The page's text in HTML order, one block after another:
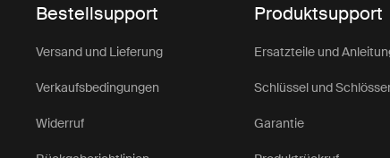
Bestellsupport
Versand und Lieferung
Verkaufsbedingungen
Widerruf
Produktsupport
Ersatzteile und
Schlüssel und
Garantie